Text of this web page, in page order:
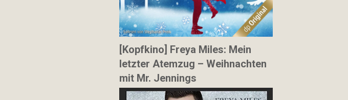
[Kopfkino] Freya Miles: Mein
letzter Atemzug – Weihnachten
mit Mr. Jennings